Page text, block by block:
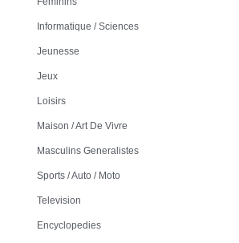
Informatique / Sciences
Jeunesse
Jeux
Loisirs
Maison / Art De Vivre
Masculins Generalistes
Sports / Auto / Moto
Television
Encyclopedies